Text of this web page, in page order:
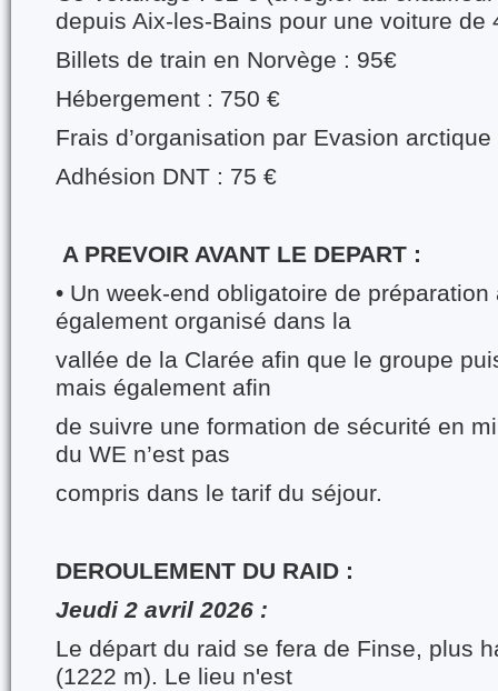
depuis Aix-les-Bains pour une voiture de
Billets de train en Norvège : 95€
Hébergement : 750 €
Frais d’organisation par Evasion
Adhésion DNT : 75 €
A PREVOIR AVANT LE DEPART :
• Un week-end obligatoire de
également organisé dans la
vallée de la Clarée afin que le groupe
mais également afin
de suivre une formation de sécurité en
du WE n’est pas
compris dans le tarif du séjour.
DEROULEMENT DU RAID :
Jeudi 2 avril 2026 :
Le départ du raid se fera de Finse, plus
(1222 m). Le lieu n'est